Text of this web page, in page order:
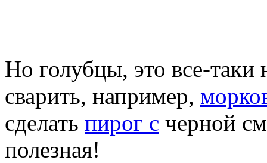
Но голубцы, это все-
сварить, например,
сделать пирог с черной
полезная!